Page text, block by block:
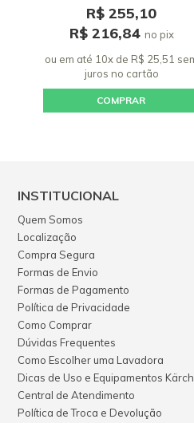
R$ 255,10
R$ 216,84 no pix
ou em até 10x de R$ 25,51
juros no cartão
COMPRAR
INSTITUCIONAL
Quem Somos
Localização
Compra Segura
Formas de Envio
Formas de Pagamento
Política de Privacidade
Como Comprar
Dúvidas Frequentes
Como Escolher uma Lavadora
Dicas de Uso e Equipamentos
Central de Atendimento
Política de Troca e Devolução